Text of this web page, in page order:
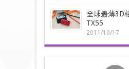
全球最薄3D
TX55
2011/10/17